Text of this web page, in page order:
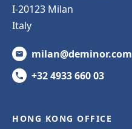
I-20123 Milan
Italy
milan@deminor.com
+32 4933 660 03
HONG KONG OFFICE